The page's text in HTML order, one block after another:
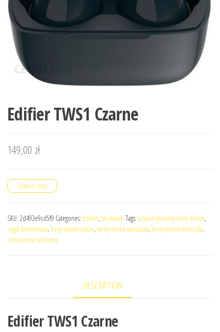
Edifier TWS1 Czarne
149,00 zł
Zobacz cenę
SKU: 2d493e9cd5f9 Categories: Edifier, Słuchawki Tags: brykiet drzewny leroy merlin,
cegła klinkierowa, leroy merlin lublin, leroy merlin warszawa, leroy merlin wieliczka,
leroy merlin wołomin
DESCRIPTION
Edifier TWS1 Czarne